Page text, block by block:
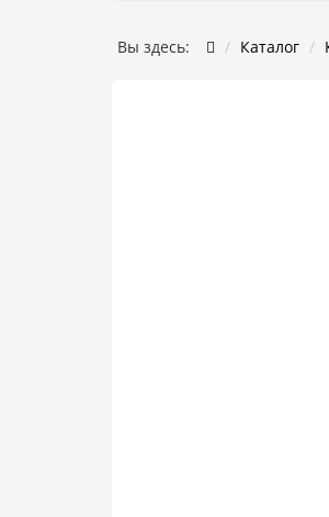
Вы здесь: Каталог